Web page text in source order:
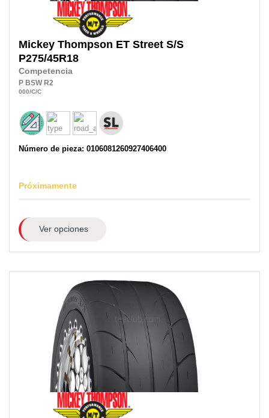
Mickey Thompson ET Street S/S
P275/45R18
Competencia
P BSW R2
000/C/C
Número de pieza: 0106081260927406400
Próximamente
Ver opciones